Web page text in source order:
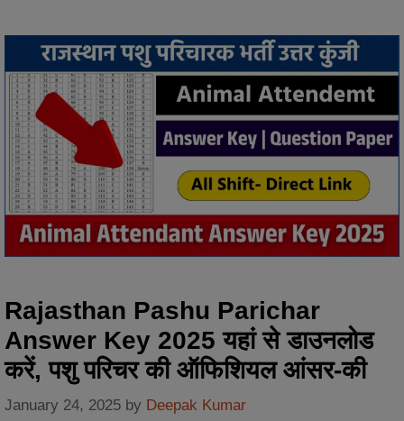
Rajasthan Pashu Parichar
Answer Key 2025 यहां से डाउनलोड
करें, पशु परिचर की ऑफिशियल आंसर-की
January 24, 2025 by Deepak Kumar